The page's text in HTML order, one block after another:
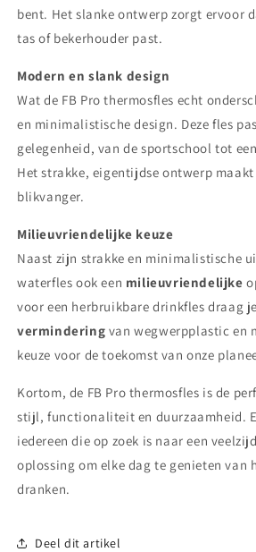
bent. Het slanke ontwerp zorgt ervoor
tas of bekerhouder past.
Modern en slank design
Wat de FB Pro thermosfles echt
en minimalistische design. Deze fles
gelegenheid, van de sportschool tot
Het strakke, eigentijdse ontwerp maakt
blikvanger.
Milieuvriendelijke keuze
Naast zijn strakke en minimalistische
waterfles ook een milieuvriendelijke
voor een herbruikbare drinkfles draag
vermindering van wegwerpplastic en
keuze voor de toekomst van onze
Kortom, de FB Pro thermosfles is de
stijl, functionaliteit en duurzaamheid.
iedereen die op zoek is naar een
oplossing om elke dag te genieten van
dranken.
Deel dit artikel